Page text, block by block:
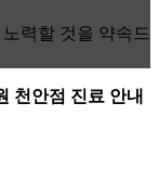
력할 것을 약속드
천안점 진료 안내